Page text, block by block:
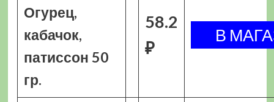
Огурец,
кабачок,
патиссон 50
гр.
58.2
₽